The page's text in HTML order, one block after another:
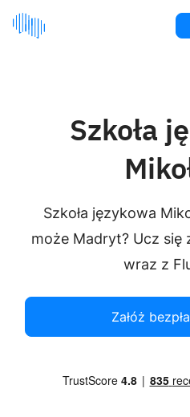
Szkoła
Szkoła językowa
może Madryt? Ucz się
wraz z
Załóż